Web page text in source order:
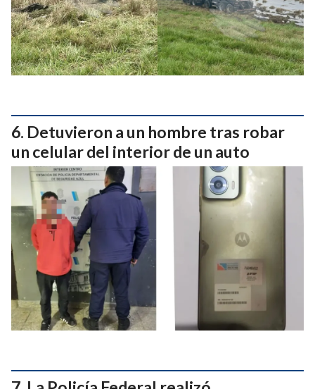
Detuvieron a un hombre tras robar
un celular del interior de un auto